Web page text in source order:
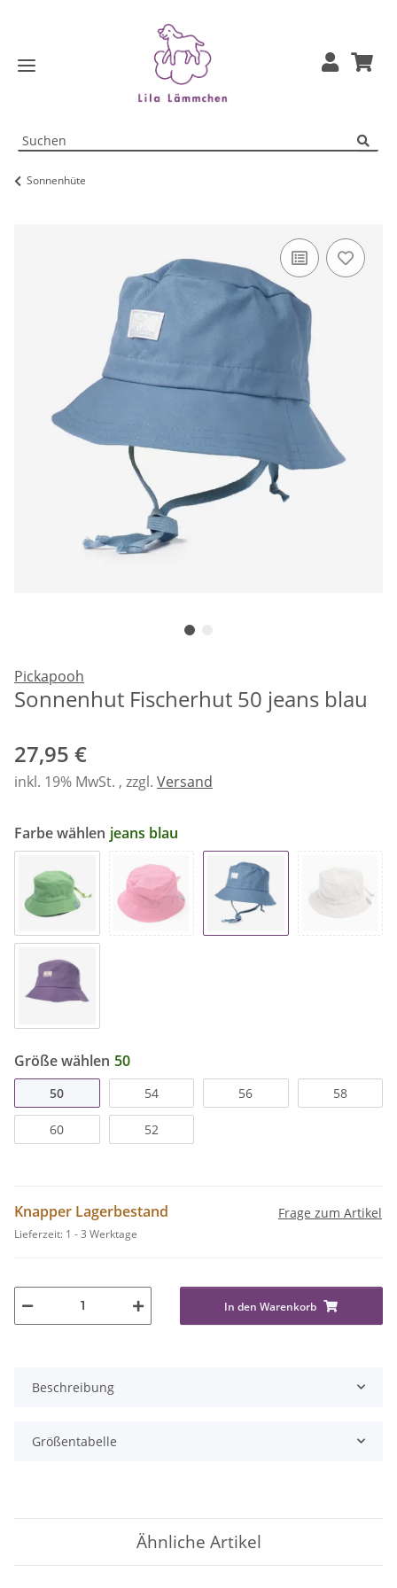
Sonnenhüte
Pickapooh
Sonnenhut Fischerhut 50 jeans blau
27,95 €
inkl. 19% MwSt. , zzgl. Versand
Farbe wählen jeans blau
Größe wählen 50
50 54 56 58
60 52
Knapper Lagerbestand
Lieferzeit: 1 - 3 Werktage
Frage zum Artikel
In den Warenkorb
Beschreibung
Größentabelle
Ähnliche Artikel